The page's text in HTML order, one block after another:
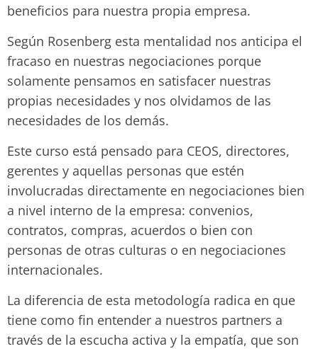
beneficios para nuestra propia empresa.
Según Rosenberg esta mentalidad nos anticipa el
fracaso en nuestras negociaciones porque
solamente pensamos en satisfacer nuestras
propias necesidades y nos olvidamos de las
necesidades de los demás.
Este curso está pensado para CEOS, directores,
gerentes y aquellas personas que estén
involucradas directamente en negociaciones bien
a nivel interno de la empresa: convenios,
contratos, compras, acuerdos o bien con
personas de otras culturas o en negociaciones
internacionales.
La diferencia de esta metodología radica en que
tiene como fin entender a nuestros partners a
través de la escucha activa y la empatía, que son